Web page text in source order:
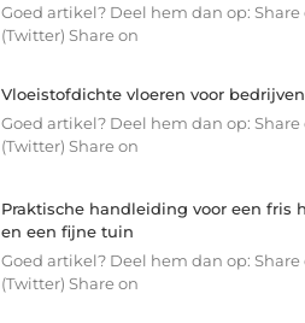
Goed artikel? Deel hem dan op: Share
(Twitter) Share on
Vloeistofdichte vloeren voor bedrijven
Goed artikel? Deel hem dan op: Share
(Twitter) Share on
Praktische handleiding voor een fris
en een fijne tuin
Goed artikel? Deel hem dan op: Share
(Twitter) Share on